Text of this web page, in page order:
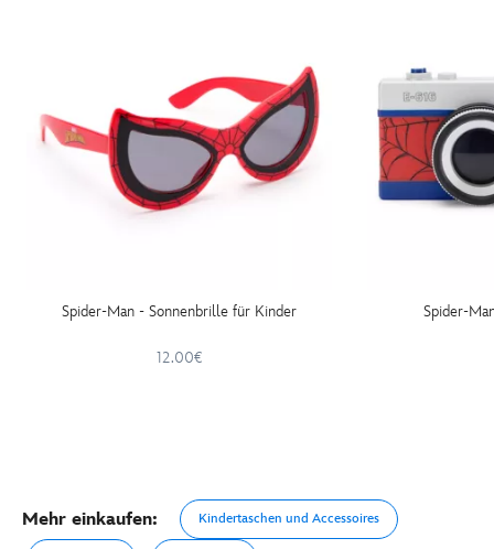
Spider-Man - Sonnenbrille für Kinder
12.00€
Spider-
Mehr einkaufen: Kindertaschen und Accessoires